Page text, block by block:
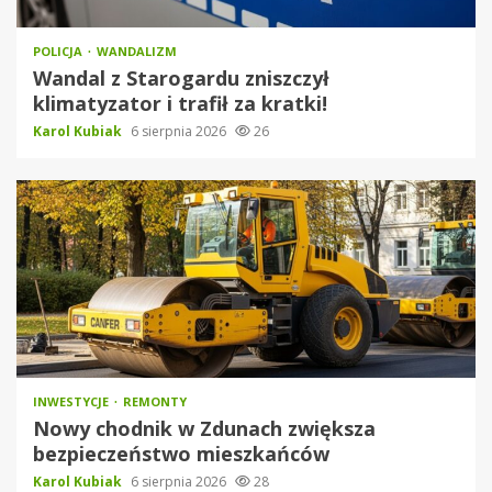
POLICJA WANDALIZM
Wandal z Starogardu zniszczył
klimatyzator i trafił za kratki!
Karol Kubiak 6 sierpnia 2026 26
INWESTYCJE REMONTY
Nowy chodnik w Zdunach zwiększa
bezpieczeństwo mieszkańców
Karol Kubiak 6 sierpnia 2026 28